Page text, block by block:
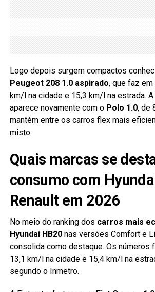
Logo depois surgem compactos
Peugeot 208 1.0 aspirado, que faz
km/l na cidade e 15,3 km/l na estrada.
aparece novamente com o Polo 1.0, de
mantém entre os carros flex mais
misto.
Quais marcas se
consumo com
Renault em 2026
No meio do ranking dos carros mais
Hyundai HB20nas versões Comfort e
consolida como destaque. Os números
13,1 km/l na cidade e 15,4 km/l na
segundo o Inmetro.